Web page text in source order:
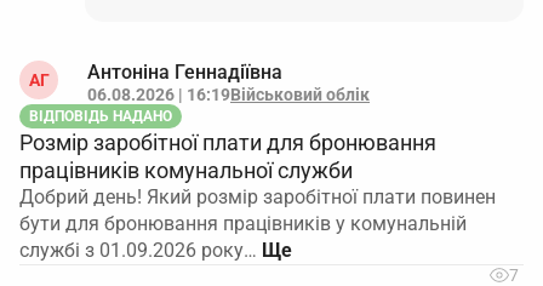
АГ Антоніна Геннадіївна
06.08.2026 | 16:19Військовий облік
ВІДПОВІДЬ НАДАНО
Розмір заробітної плати для бронювання
працівників комунальної служби
Добрий день! Який розмір заробітної плати повинен
бути для бронювання працівників у комунальній
службі з 01.09.2026 року…
7